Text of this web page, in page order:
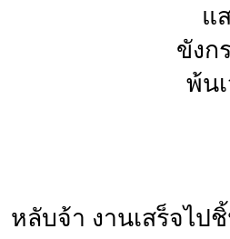
แ
ขังก
พ้น
หลับจ้า งานเสร็จไป